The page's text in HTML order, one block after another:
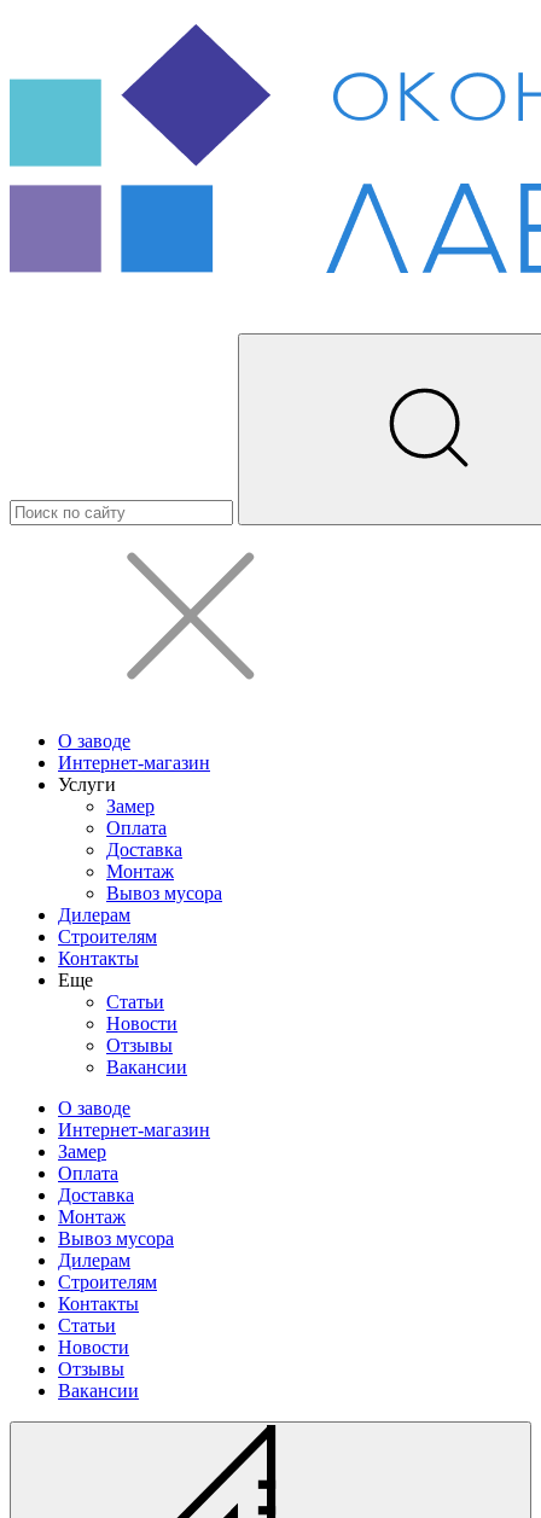
О заводе
Интернет-магазин
Услуги
Замер
Оплата
Доставка
Монтаж
Вывоз мусора
Дилерам
Строителям
Контакты
Еще
Статьи
Новости
Отзывы
Вакансии
О заводе
Интернет-магазин
Замер
Оплата
Доставка
Монтаж
Вывоз мусора
Дилерам
Строителям
Контакты
Статьи
Новости
Отзывы
Вакансии